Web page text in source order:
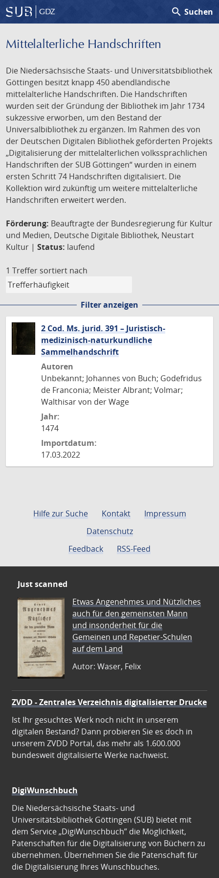
GDZ search Suchen
Mittelalterliche Handschriften
Die Niedersächsische Staats- und Universitätsbibliothek
Göttingen besitzt knapp 450 abendländische
mittelalterliche Handschriften. Die Handschriften
wurden seit der Gründung der Bibliothek im Jahr 1734
sukzessive erworben, um den Bestand der
Universalbibliothek zu ergänzen. Im Rahmen des von
der Deutschen Digitalen Bibliothek geförderten Projekts
„Digitalisierung der mittelalterlichen volkssprachlichen
Handschriften der SUB Göttingen“ wurden in einem
ersten Schritt 74 Handschriften digitalisiert. Die
Kollektion wird zukünftig um weitere mittelalterliche
Handschriften erweitert werden.
Förderung: Beauftragte der Bundesregierung für Kultur
und Medien, Deutsche Digitale Bibliothek, Neustart
Kultur | Status: laufend
1 Treffer sortiert nach
Filter anzeigen
2 Cod. Ms. jurid. 391 – Juristisch-
medizinisch-naturkundliche
Sammelhandschrift
Autoren
Unbekannt; Johannes von Buch; Godefridus
de Franconia; Meister Albrant; Volmar;
Walthisar von der Wage
Jahr:
1474
Importdatum:
17.03.2022
Hilfe zur Suche Kontakt
Impressum
Datenschutz
Feedback
RSS-Feed
Just scanned
Etwas Angenehmes und Nützliches
auch für den gemeinsten Mann
und insonderheit für die
Gemeinen und Repetier-Schulen
auf dem Land
Autor: Waser, Felix
ZVDD - Zentrales Verzeichnis digitalisierter Drucke
Ist Ihr gesuchtes Werk noch nicht in unserem
digitalen Bestand? Dann probieren Sie es doch in
unserem ZVDD Portal, das mehr als 1.600.000
bundesweit digitalisierte Werke nachweist.
DigiWunschbuch
Die Niedersächsische Staats- und
Universitätsbibliothek Göttingen (SUB) bietet mit
dem Service „DigiWunschbuch” die Möglichkeit,
Patenschaften für die Digitalisierung von Büchern zu
übernehmen. Übernehmen Sie die Patenschaft für
die Digitalisierung Ihres Wunschbuches.